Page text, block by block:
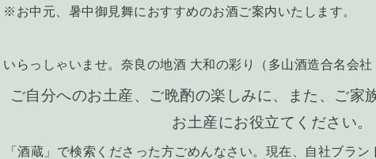
※お中元、暑中御見舞におすすめのお酒ご案内いたします。
いらっしゃいませ。奈良の地酒 大和の彩り（多山酒造合名会社
ご自分へのお土産、ご晩酌の楽しみに、また、ご家
お土産にお役立てください。
「酒蔵」で検索くださった方ごめんなさい。 現在、自社ブラン